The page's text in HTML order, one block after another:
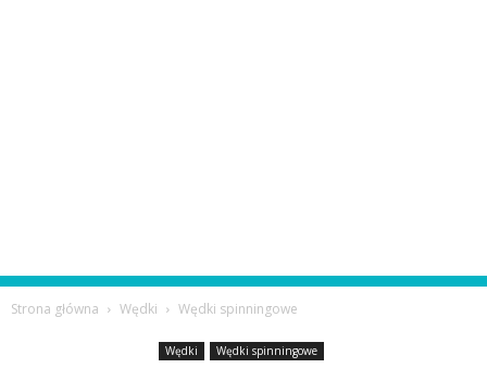
Strona główna Wędki Wędki spinningowe
Wędki Wędki spinningowe